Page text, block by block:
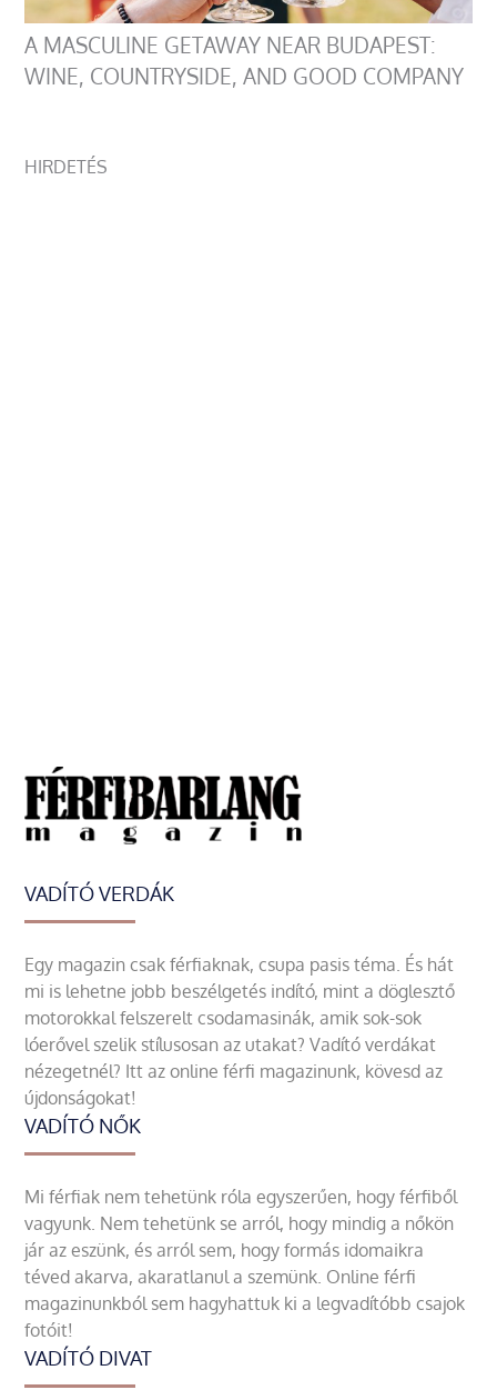
A MASCULINE GETAWAY NEAR BUDAPEST:
WINE, COUNTRYSIDE, AND GOOD COMPANY
HIRDETÉS
VADÍTÓ VERDÁK
Egy magazin csak férfiaknak, csupa pasis téma. És hát
mi is lehetne jobb beszélgetés indító, mint a döglesztő
motorokkal felszerelt csodamasinák, amik sok-sok
lóerővel szelik stílusosan az utakat? Vadító verdákat
nézegetnél? Itt az online férfi magazinunk, kövesd az
újdonságokat!
VADÍTÓ NŐK
Mi férfiak nem tehetünk róla egyszerűen, hogy férfiből
vagyunk. Nem tehetünk se arról, hogy mindig a nőkön
jár az eszünk, és arról sem, hogy formás idomaikra
téved akarva, akaratlanul a szemünk. Online férfi
magazinunkból sem hagyhattuk ki a legvadítóbb csajok
fotóit!
VADÍTÓ DIVAT